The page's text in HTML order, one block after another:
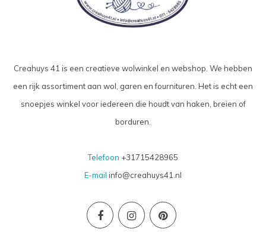
Creahuys 41 is een creatieve wolwinkel en webshop. We hebben
een rijk assortiment aan wol, garen en fournituren. Het is echt een
snoepjes winkel voor iedereen die houdt van haken, breien of
borduren.
Telefoon +31715428965
E-mail info@creahuys41.nl